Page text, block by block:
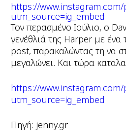
https://www.instagram.com/
utm_source=ig_embed
Τον περασμένο Ιούλιο, ο
γενέθλιά της Harper με
post, παρακαλώντας τη να
μεγαλώνει. Και τώρα
https://www.instagram.com/
utm_source=ig_embed
Πηγή: jenny.gr